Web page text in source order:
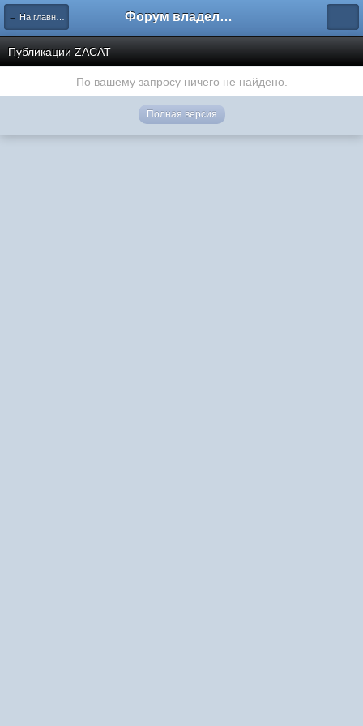
← На главную Форум владельцев интернет-магазинов
Публикации ZACAT
По вашему запросу ничего не найдено.
Полная версия